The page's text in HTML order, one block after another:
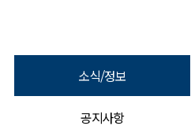
소식/정보
공지사항